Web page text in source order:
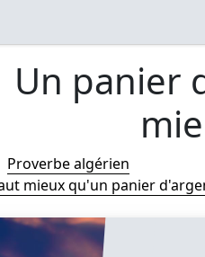
Un panier
Proverbe algérien
mieux qu'un panier